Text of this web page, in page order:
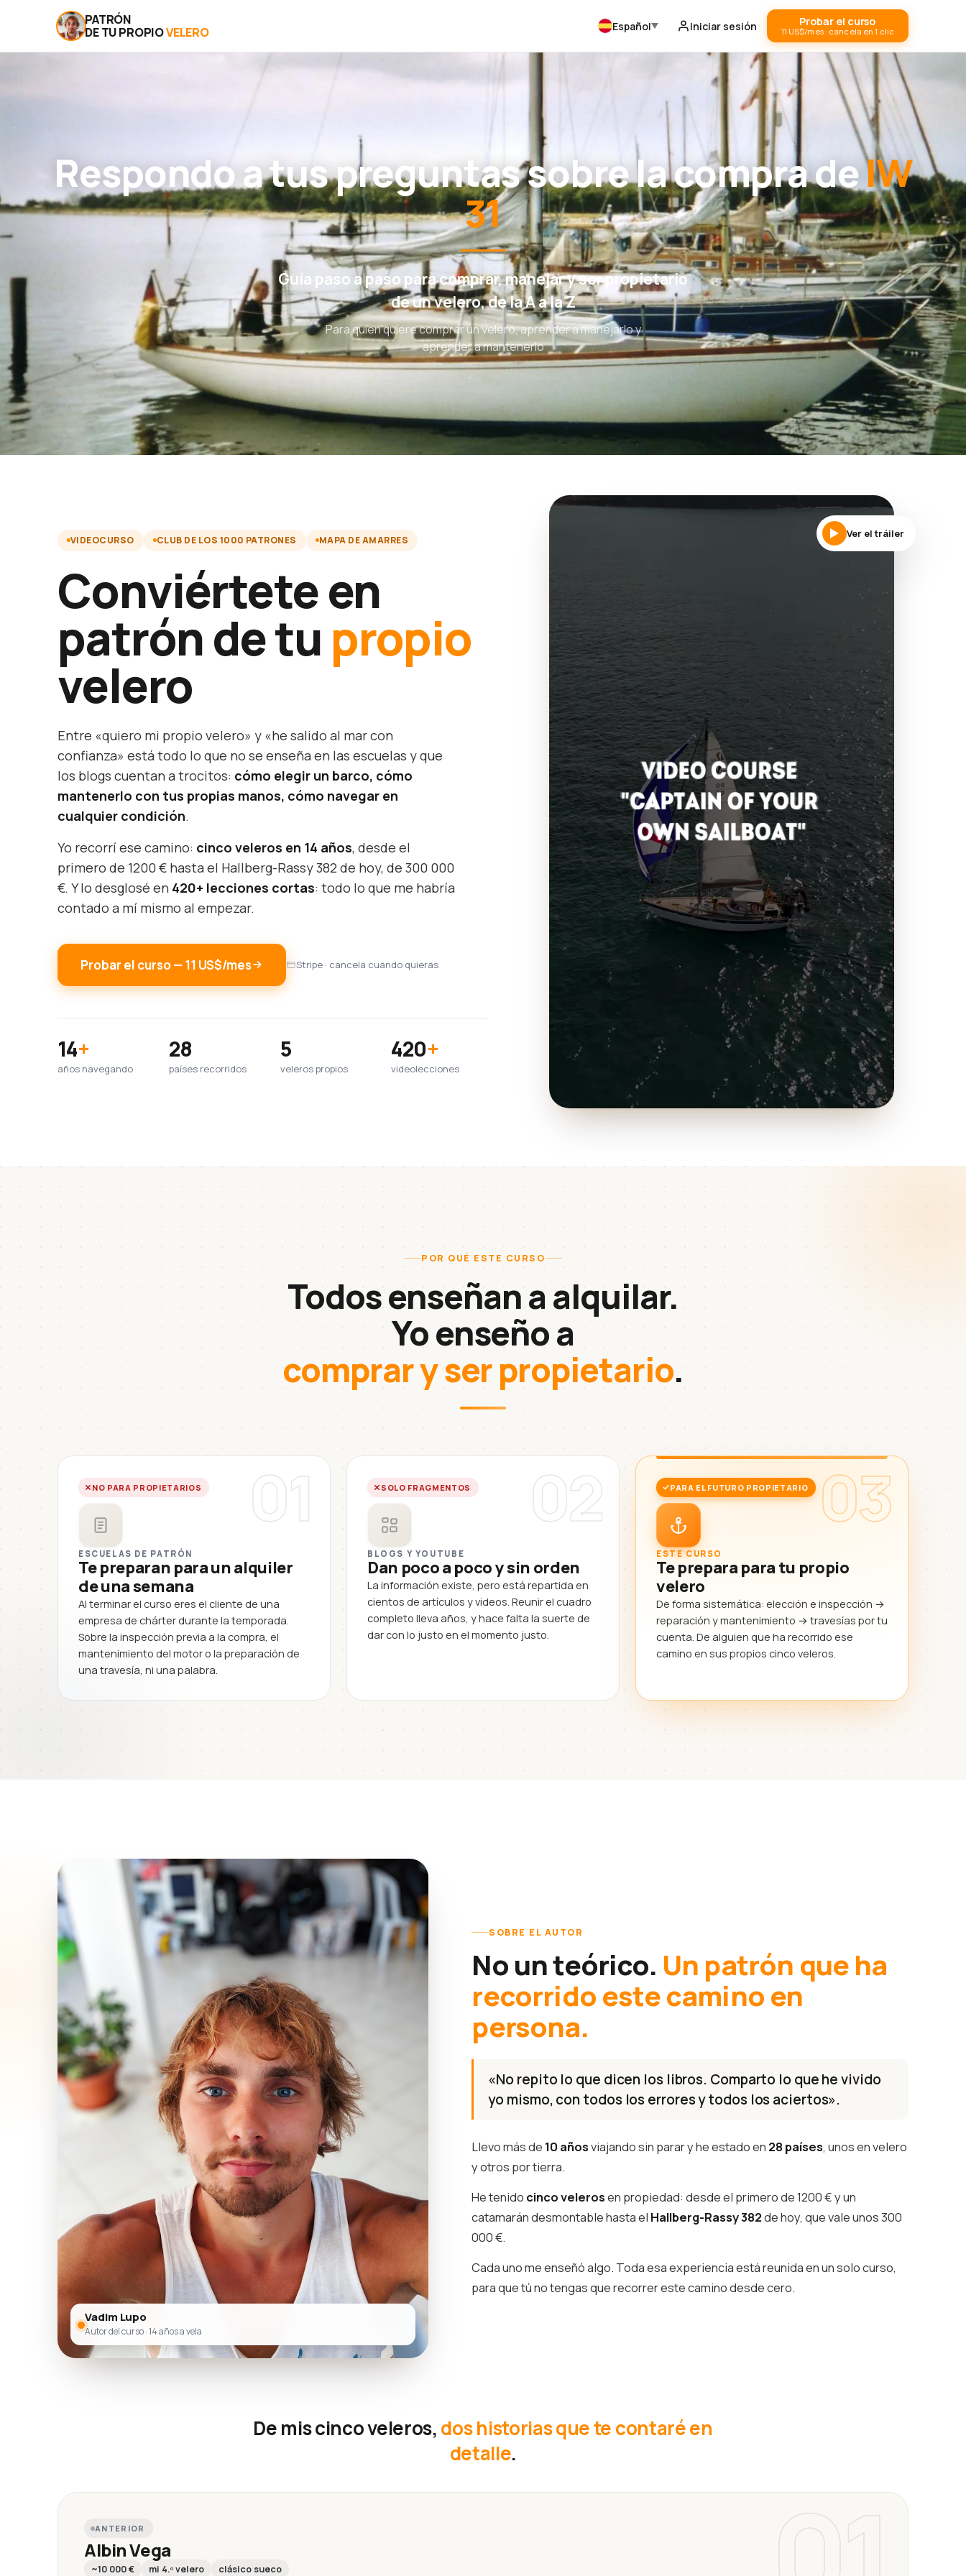
PATRÓN
DE TU PROPIOVELERO Español Iniciar sesión Probar el curso
11 US$/mes · cancela en 1 clic
Respondo a tus preguntas sobre la compra deIW
31
Guía paso a paso para comprar, manejar y ser propietario
de un velero, de la A a la Z
Para quien quiere comprar un velero, aprender a manejarlo y
aprender a mantenerlo
VIDEOCURSO CLUB DE LOS 1000 PATRONES MAPA DE AMARRES
Conviértete en
patrón de tu propio
velero
Entre «quiero mi propio velero» y «he salido al mar con
confianza» está todo lo que no se enseña en las escuelas y que
los blogs cuentan a trocitos: cómo elegir un barco, cómo
mantenerlo con tus propias manos, cómo navegar en
cualquier condición.
Yo recorrí ese camino: cinco veleros en 14 años, desde el
primero de 1200 € hasta el Hallberg-Rassy 382 de hoy, de 300 000
€. Y lo desglosé en 420+ lecciones cortas: todo lo que me habría
contado a mí mismo al empezar.
Probar el curso — 11 US$/mes Stripe · cancela cuando quieras
14+
años navegando
28
países recorridos
5
veleros propios
420+
videolecciones
Ver el tráiler
POR QUÉ ESTE CURSO
Todos enseñan a alquilar.
Yo enseño a
comprar y ser propietario.
01
NO PARA PROPIETARIOS
ESCUELAS DE PATRÓN
Te preparan para un alquiler
de una semana
Al terminar el curso eres el cliente de una
empresa de chárter durante la temporada.
Sobre la inspección previa a la compra, el
mantenimiento del motor o la preparación de
una travesía, ni una palabra.
02
SOLO FRAGMENTOS
BLOGS Y YOUTUBE
Dan poco a poco y sin orden
La información existe, pero está repartida en
cientos de artículos y videos. Reunir el cuadro
completo lleva años, y hace falta la suerte de
dar con lo justo en el momento justo.
03
PARA EL FUTURO PROPIETARIO
ESTE CURSO
Te prepara para tu propio
velero
De forma sistemática: elección e inspección →
reparación y mantenimiento → travesías por tu
cuenta. De alguien que ha recorrido ese
camino en sus propios cinco veleros.
Vadim Lupo
Autor del curso · 14 años a vela
SOBRE EL AUTOR
No un teórico. Un patrón que ha
recorrido este camino en
persona.
«No repito lo que dicen los libros. Comparto lo que he vivido
yo mismo, con todos los errores y todos los aciertos».
Llevo más de 10 añosviajando sin parar y he estado en 28 países, unos en velero
y otros por tierra.
He tenido cinco velerosen propiedad: desde el primero de 1200 € y un
catamarán desmontable hasta el Hallberg-Rassy 382de hoy, que vale unos 300
000 €.
Cada uno me enseñó algo. Toda esa experiencia está reunida en un solo curso,
para que tú no tengas que recorrer este camino desde cero.
De mis cinco veleros,dos historias que te contaré en
detalle.
ANTERIOR
Albin Vega
~10 000 € mi 4.º velero clásico sueco